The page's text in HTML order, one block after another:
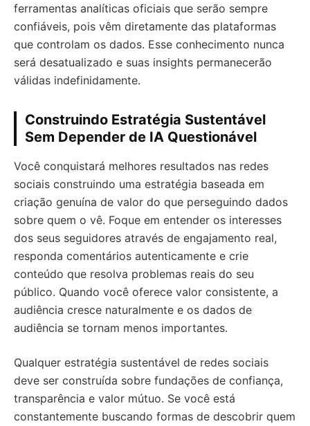
ferramentas analíticas oficiais que serão sempre
confiáveis, pois vêm diretamente das plataformas
que controlam os dados. Esse conhecimento nunca
será desatualizado e suas insights permanecerão
válidas indefinidamente.
Construindo Estratégia Sustentável
Sem Depender de IA Questionável
Você conquistará melhores resultados nas redes
sociais construindo uma estratégia baseada em
criação genuína de valor do que perseguindo dados
sobre quem o vê. Foque em entender os interesses
dos seus seguidores através de engajamento real,
responda comentários autenticamente e crie
conteúdo que resolva problemas reais do seu
público. Quando você oferece valor consistente, a
audiência cresce naturalmente e os dados de
audiência se tornam menos importantes.
Qualquer estratégia sustentável de redes sociais
deve ser construída sobre fundações de confiança,
transparência e valor mútuo. Se você está
constantemente buscando formas de descobrir quem